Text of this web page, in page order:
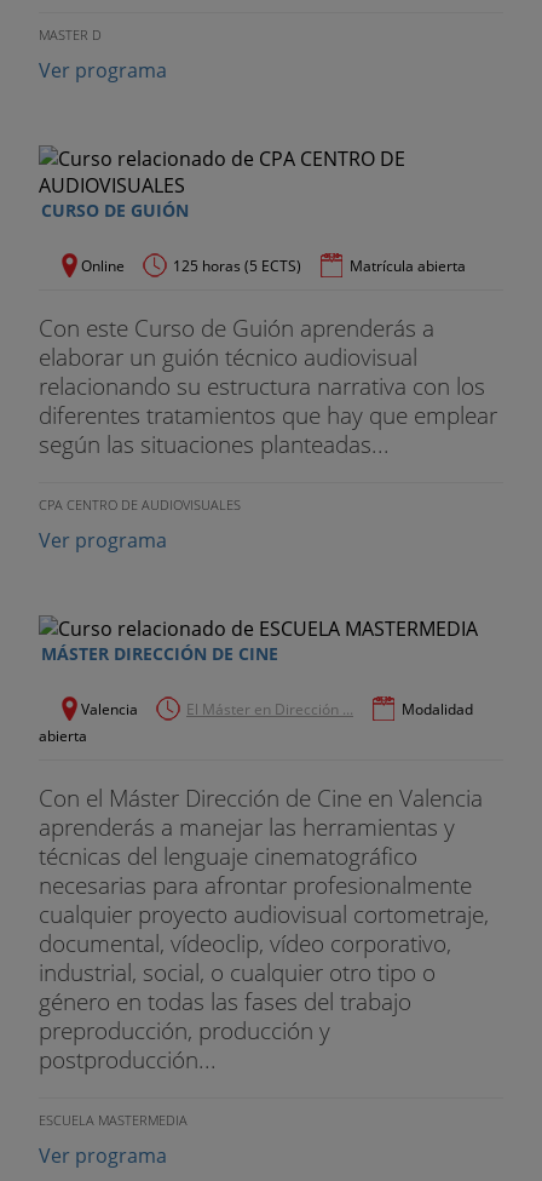
PROPUESTA DE TRABAJO:
-. Sinopsis.
-. Desarrollo de personajes.
CUARTO DÍA.
Es el momento de empezar a estructurar nuestra
película, pero antes hemos de conocer los
recursos narrativos y los errores más frecuentes.
RECURSOS NARRATIVOS.
2. Dramatización.
4. Elipsis y paraelipsis.
5. La anticipación.
6. La trampa.
7. El contraste.
8. El calderón.
LOS ERRORES MÁS FRECUENTES.
1. En la historia.
2. En la exposición.
3. En la estructura.
4. En los personajes.
5. En los diálogos
MASTER D
Ver programa
CURSO DE GUIÓN
Online 125 horas (5 ECTS) Matrícula abierta
Con este Curso de Guión aprenderás a
elaborar un guión técnico audiovisual
relacionando su estructura narrativa con los
diferentes tratamientos que hay que emplear
según las situaciones planteadas...
CPA CENTRO DE AUDIOVISUALES
Ver programa
MÁSTER DIRECCIÓN DE CINE
Valencia El Máster en Dirección ...
Modalidad
abierta
Con el Máster Dirección de Cine en Valencia
aprenderás a manejar las herramientas y
técnicas del lenguaje cinematográfico
necesarias para afrontar profesionalmente
cualquier proyecto audiovisual cortometraje,
documental, vídeoclip, vídeo corporativo,
industrial, social, o cualquier otro tipo o
género en todas las fases del trabajo
preproducción, producción y
postproducción...
ESCUELA MASTERMEDIA
Ver programa